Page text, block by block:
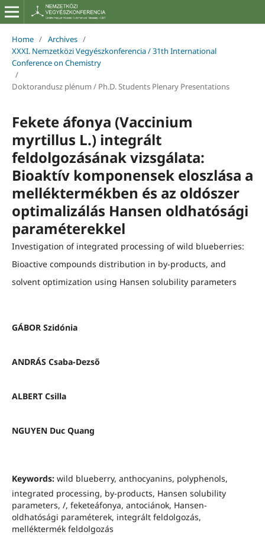
Home / Archives /
XXXI. Nemzetközi Vegyészkonferencia / 31th International
Conference on Chemistry
/
Doktorandusz plénum / Ph.D. Students Plenary Presentations
Fekete áfonya (Vaccinium
myrtillus L.) integrált
feldolgozásának vizsgálata:
Bioaktív komponensek eloszlása a
melléktermékben és az oldószer
optimalizálás Hansen oldhatósági
paraméterekkel
Investigation of integrated processing of wild blueberries:
Bioactive compounds distribution in by-products, and
solvent optimization using Hansen solubility parameters
GÁBOR Szidónia
ANDRÁS Csaba-Dezső
ALBERT Csilla
NGUYEN Duc Quang
Keywords: wild blueberry, anthocyanins, polyphenols,
integrated processing, by-products, Hansen solubility
parameters, /, feketeáfonya, antociánok, Hansen-
oldhatósági paraméterek, integrált feldolgozás,
melléktermék feldolgozás